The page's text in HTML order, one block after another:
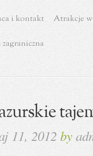
i kontakt Atrakcje
11, 2012 by